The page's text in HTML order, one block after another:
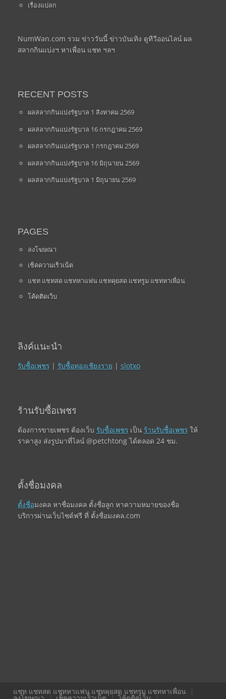
เรื่องแปลก
NumWan.com รวม ข่าววันนี้ ข่าวบันเทิง ดูทีวีออนไลน์ ผล
สลากกินแบ่งฯ หาเพื่อน แชท ฯลฯ
RECENT POSTS
ผลสลากกินแบ่งรัฐบาล 1 สิงหาคม 2569
ผลสลากกินแบ่งรัฐบาล 16 กรกฎาคม 2569
ผลสลากกินแบ่งรัฐบาล 1 กรกฎาคม 2569
ผลสลากกินแบ่งรัฐบาล 16 มิถุนายน 2569
ผลสลากกินแบ่งรัฐบาล 1 มิถุนายน 2569
PAGES
ลงโฆษณา
เช็คความเร็วเน็ต
แชท แชทสด แชทหาแฟน แชทคุยสด แชทรูม แชทหาเพื่อน
โค้ดติดเว็บ
ลิงค์แนะนำ
รับซื้อเพชร| รับซื้อทองเชียงราย | slotxo
ร้านรับซื้อเพชร
ต้องการขายเพชร ต้องเว็บ รับซื้อเพชรเป็น ร้านรับซื้อเพชรให้
ราคาสูง ส่งรูปมาที่ไลน์ @petchtong ได้ตลอด 24 ชม.
ตั้งชื่อมงคล
ตั้งชื่อมงคล หาชื่อมงคล ตั้งชื่อลูก หาความหมายของชื่อ
บริการผ่านเว็บไซต์ฟรี ที่ ตั้งชื่อมงคล.com
แชท แชทสด แชทหาแฟน แชทคุยสด แชทรูม แชทหาเพื่อน